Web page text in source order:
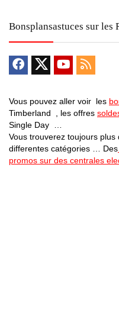
Bonsplansastuces sur les
Vous pouvez aller voir les
Timberland , les offres
Single Day …
Vous trouverez toujours
differentes catégories … Des
promos sur des centrales